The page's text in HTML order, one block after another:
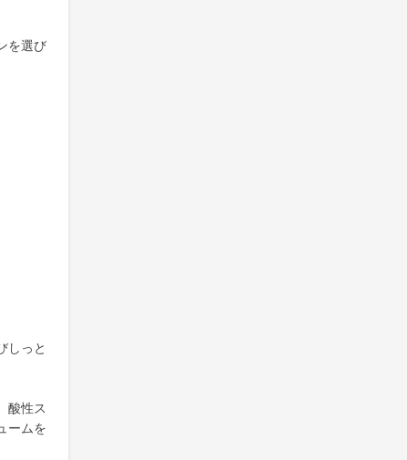
を選び
しっと
酸性ス
ームを